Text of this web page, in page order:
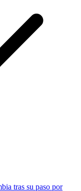
tras su paso por